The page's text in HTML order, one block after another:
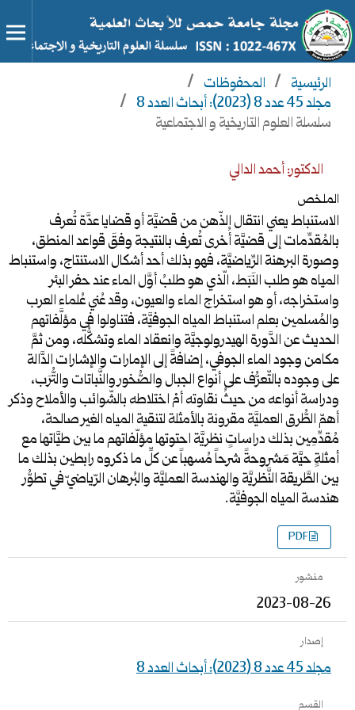
الرئيسية / المحفوظات /
مجلد 45 عدد 8 (2023): أبحاث العدد 8
/
سلسلة العلوم التاريخية و الاجتماعية
الدكتور: أحمد الدالي
الملخص
الاستنباط يعني انتقال الذّهن من قضيَّة أو قضايا عدَّة تُعرف
بالمُقدِّمات إلى قضيَّة أُخرى تُعرف بالنتيجة وفقَ قواعد المنطق،
وصورة البرهنة الرِّياضيَّة، فهو بذلك أحد أشكال الاستنتاج، واستنباط
المياه هو طلب النَبَط، الّذي هو طلبُ أوَّل الماء عند حفر البئر
واستخراجه، أو هو استخراج الماء والعيون، وقد عُني عُلماء العرب
والمُسلمين بعلم استنباط المياه الجوفيَّة، فتناولوا في مؤلَّفاتهم
الحديث عن الدَّورة الهيدرولوجيَّة وانعقاد الماء وتشكُّله، ومن ثمَّ
مكامن وجود الماء الجوفي، إضافةً إلى الإمارات والإشارات الدَّالة
على وجوده بالتّعرُّف على أنواع الجبال والصُّخور والنَّباتات والتُّرَب،
ودراسة أنواعه من حيثُ نقاوته أمْ اختلاطه بالشّوائب والأملاح وذكر
أهمّ الطُّرق العمليَّة مقرونة بالأمثلة لتنقية المياه الغير صالحة،
مُقدِّمِين بذلك دراساتٍ نظريَّة احتوتها مؤلّفاتهم ما بين طيَّاتها مع
أمثلةٍ حيَّة مَشروحةً شرحاً مُسهباً عن كلِّ ما ذكروه رابطين بذلك ما
بين الطَّريقة النَّظريَّة والهندسة العمليَّة والبُرهان الرّياضيّ في تطوُّر
هندسة المياه الجوفيَّة.
PDF
منشور
2023-08-26
إصدار
مجلد 45 عدد 8 (2023): أبحاث العدد 8
القسم